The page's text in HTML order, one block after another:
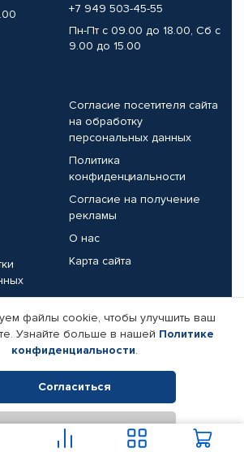
+7 949 503-45-55
Пн-Пт с 09.00 до 18.00, Сб с
9.00 до 15.00
Согласие посетителя сайта
на обработку
персональных данных
Политика
конфиденциальности
Согласие на получение
рекламы
О нас
Карта сайта
Реквизиты компании
2015-2026. Все права защищены.
товаров Автопрофи.
файлы cookie, чтобы улучшить ваш
Узнайте больше в нашей Политике
конфиденциальности.
Согласиться
Отклонить